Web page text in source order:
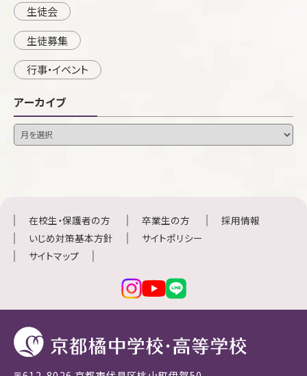
生徒会
生徒募集
行事・イベント
アーカイブ
在校生・保護者の方 卒業生の方
採用情報
いじめ対策基本方針
サイトポリシー
サイトマップ